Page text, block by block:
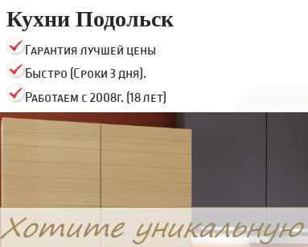
Кухни Подольск
Гарантия лучшей цены
Быстро (Сроки 3 дня).
Работаем с 2008г. (18 лет)